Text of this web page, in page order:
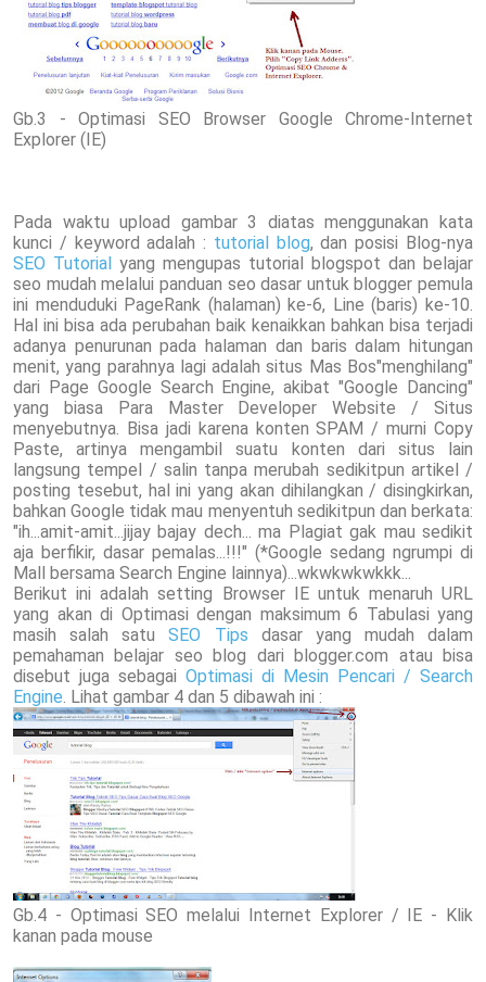
Gb.3 - Optimasi SEO Browser Google Chrome-Internet
Explorer (IE)
Pada waktu upload gambar 3 diatas menggunakan kata
kunci / keyword adalah : tutorial blog, dan posisi Blog-nya
SEO Tutorial yang mengupas tutorial blogspot dan belajar
seo mudah melalui panduan seo dasar untuk blogger pemula
ini menduduki PageRank (halaman) ke-6, Line (baris) ke-10.
Hal ini bisa ada perubahan baik kenaikkan bahkan bisa terjadi
adanya penurunan pada halaman dan baris dalam hitungan
menit, yang parahnya lagi adalah situs Mas Bos"menghilang"
dari Page Google Search Engine, akibat "Google Dancing"
yang biasa Para Master Developer Website / Situs
menyebutnya. Bisa jadi karena konten SPAM / murni Copy
Paste, artinya mengambil suatu konten dari situs lain
langsung tempel / salin tanpa merubah sedikitpun artikel /
posting tesebut, hal ini yang akan dihilangkan / disingkirkan,
bahkan Google tidak mau menyentuh sedikitpun dan berkata:
"ih...amit-amit...jijay bajay dech... ma Plagiat gak mau sedikit
aja berfikir, dasar pemalas...!!!" (*Google sedang ngrumpi di
Mall bersama Search Engine lainnya)...wkwkwkwkkk...
Berikut ini adalah setting Browser IE untuk menaruh URL
yang akan di Optimasi dengan maksimum 6 Tabulasi yang
masih salah satuSEO Tips dasar yang mudah dalam
pemahaman belajar seo blog dari blogger.com atau bisa
disebut juga sebagai Optimasi di Mesin Pencari / Search
Engine . Lihat gambar 4 dan 5 dibawah ini :
Gb.4 - Optimasi SEO melalui Internet Explorer / IE - Klik
kanan pada mouse